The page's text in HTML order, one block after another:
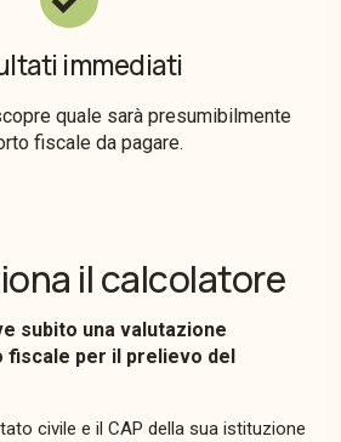
immediati
quale sarà presumibilmente
fiscale da pagare.
il calcolatore
subito una valutazione
fiscale per il prelievo del
civile e il CAP della sua istituzione